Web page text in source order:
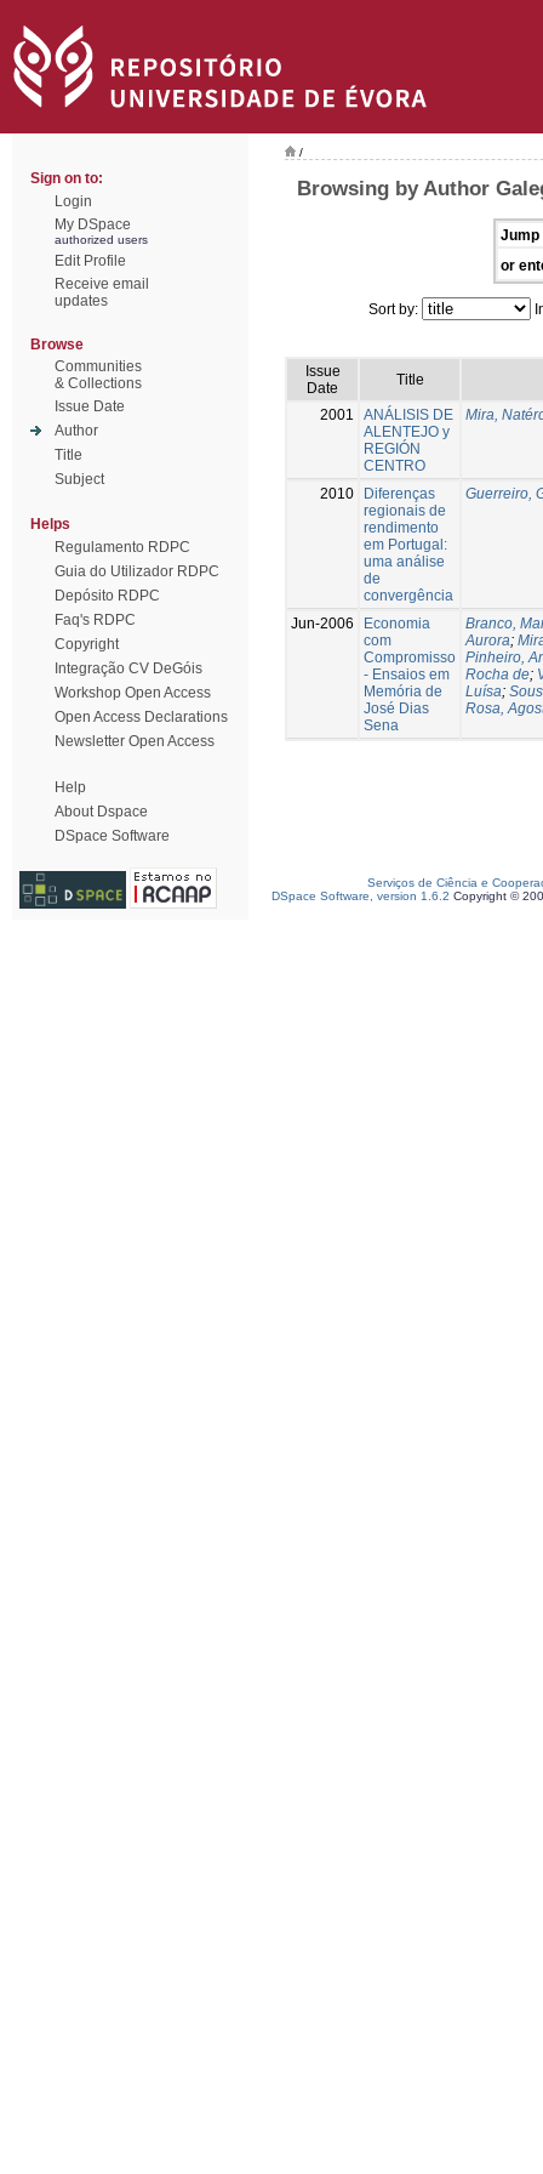
Sign on to:
Login
My DSpace
authorized users
Edit Profile
Receive email
updates
Browse
Communities
& Collections
Issue Date
Author
Title
Subject
Helps
Regulamento RDPC
Guia do Utilizador RDPC
Depósito RDPC
Faq's RDPC
Copyright
Integração CV DeGóis
Workshop Open Access
Open Access Declarations
Newsletter Open Access
Help
About Dspace
DSpace Software
/
Browsing by Author
Jump
or
Sort by:
Issue
Date
Title
2001
ANÁLISIS DE
ALENTEJO y
REGIÓN
CENTRO
Mira,
2010
Diferenças
regionais de
rendimento
em Portugal:
uma análise
de
convergência
Guerreiro,
Jun-2006
Economia
com
Compromisso
- Ensaios em
Memória de
José Dias
Sena
Branco,
Aurora;
Pinheiro,
Rocha de;
Luísa;
Rosa,
Serviços de Ciência e
DSpace Software, version 1.6.2 Copyright ©